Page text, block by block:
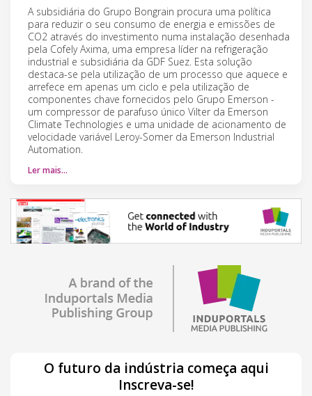
A subsidiária do Grupo Bongrain procura uma política
para reduzir o seu consumo de energia e emissões de
CO2 através do investimento numa instalação desenhada
pela Cofely Axima, uma empresa líder na refrigeração
industrial e subsidiária da GDF Suez. Esta solução
destaca-se pela utilização de um processo que aquece e
arrefece em apenas um ciclo e pela utilização de
componentes chave fornecidos pelo Grupo Emerson -
um compressor de parafuso único Vilter da Emerson
Climate Technologies e uma unidade de acionamento de
velocidade variável Leroy-Somer da Emerson Industrial
Automation.
Ler mais…
O futuro da indústria começa aqui
Inscreva-se!